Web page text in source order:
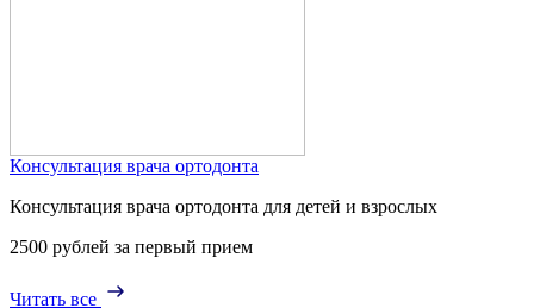
Консультация врача ортодонта
Консультация врача ортодонта для детей и взрослых
2500 рублей за первый прием
Читать все